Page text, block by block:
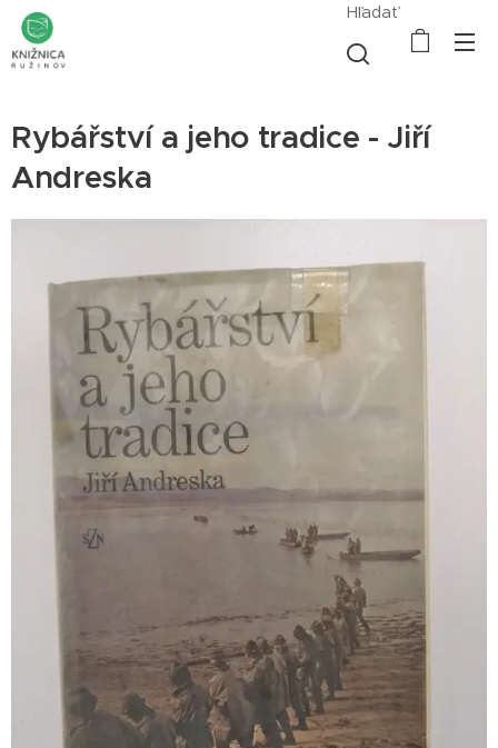
Hľadať
Rybářství a jeho tradice - Jiří
Andreska